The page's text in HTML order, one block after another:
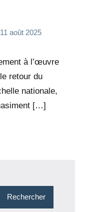
11 août 2025
à l’œuvre
retour du
nationale,
[…]
Rechercher